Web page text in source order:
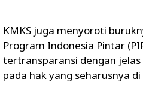
KMKS juga menyoroti
Program Indonesia Pintar
tertransparansi dengan
pada hak yang seharusnya